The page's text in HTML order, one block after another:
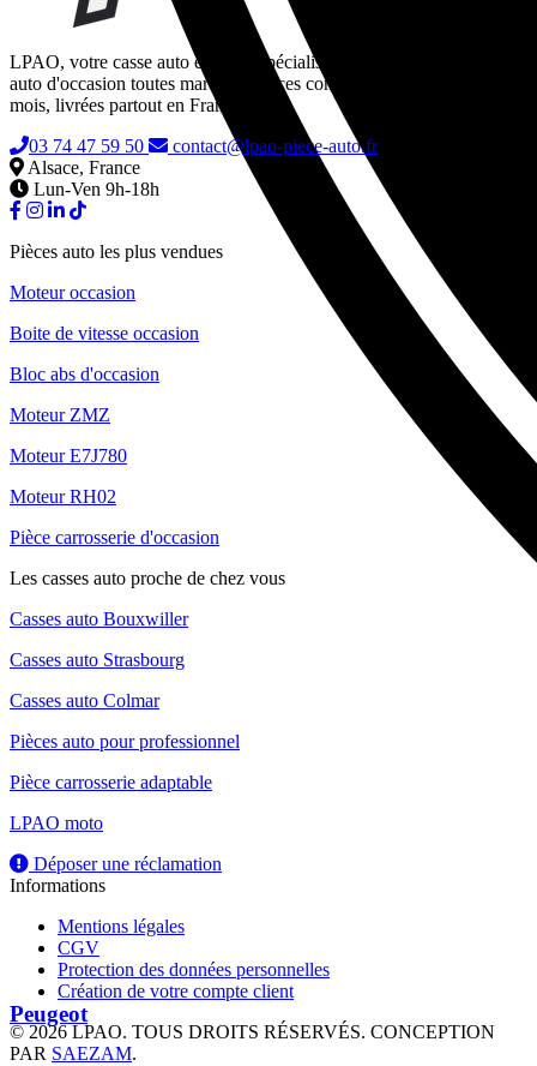
Peugeot
LPAO, votre casse auto en ligne spécialisée dans la vente de pièces
auto d'occasion toutes marques. Pièces contrôlées, garanties 24
mois, livrées partout en France.
03 74 47 59 50
contact@lpao-piece-auto.fr
Alsace, France
Lun-Ven 9h-18h
Pièces auto les plus vendues
Moteur occasion
Boite de vitesse occasion
Bloc abs d'occasion
Moteur ZMZ
Moteur E7J780
Moteur RH02
Pièce carrosserie d'occasion
Les casses auto proche de chez vous
Casses auto Bouxwiller
Casses auto Strasbourg
Casses auto Colmar
Pièces auto pour professionnel
Pièce carrosserie adaptable
LPAO moto
Déposer une réclamation
Informations
Mentions légales
CGV
Protection des données personnelles
Création de votre compte client
© 2026 LPAO. TOUS DROITS RÉSERVÉS. CONCEPTION
PAR SAEZAM.